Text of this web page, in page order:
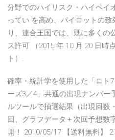
分野でのハイリスク・ハイペイ
ってい を高め、パイロットの
り、連合王国では、既に多くの
ス許可 （2015 年 10 月 20 日時
ト）.
確率・統計学を使用した「ロト
ーズ3／4」共通の出現ナンバー
ルツールで抽選結果（出現回数
回、グラフデータ＋次回予想数
開！ 2010/05/17 【送料無料】